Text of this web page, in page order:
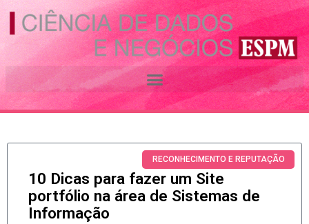
para
conteúdo
RECONHECIMENTO
E REPUTAÇÃO
RECONHECIMENTO E REPUTAÇÃO
10 Dicas para fazer um Site
portfólio na área de Sistemas de
Informação